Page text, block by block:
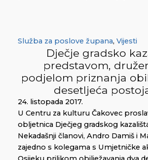
Služba za poslove župana, Vijesti
Dječje gradsko
predstavom,
podjelom priznanja
desetljeća
24. listopada 2017.
U Centru za kulturu Čakovec
obljetnica Dječjeg gradskog
Nekadašnji članovi, Andro Damiš i
zajedno s kolegama s Umjetničke